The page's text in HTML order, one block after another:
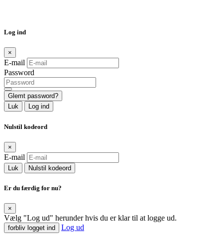
Log ind
×
E-mail
Password
Glemt password?
Luk
Log ind
Nulstil kodeord
×
E-mail
Luk Nulstil kodeord
Er du færdig for nu?
×
Vælg "Log ud" herunder hvis du er klar til at logge ud.
forbliv logget ind Log ud